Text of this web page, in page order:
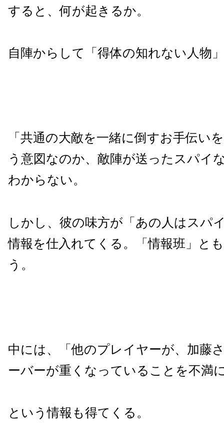
すると、何が起きるか。
自陣からして「得体の知れない人物
「共通の大敵を一緒に倒すお手伝い
う意図なのか、敵陣が送ったスパイ
わからない。
しかし、彼の味方が「あの人はスパ
情報を仕入れてくる。「情報班」と
う。
中には、「他のプレイヤーが、加藤
ーバーが重くなっていることを不満
という情報も得てくる。